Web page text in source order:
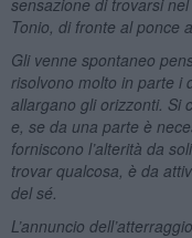
Tonio, di fronte al ponce
Gli venne spontaneo
risolvono molto in parte i
allargano gli orizzonti. Si
e, se da una parte è
forniscono l’alterità da
trovar qualcosa, è da
del sé.
L’annuncio